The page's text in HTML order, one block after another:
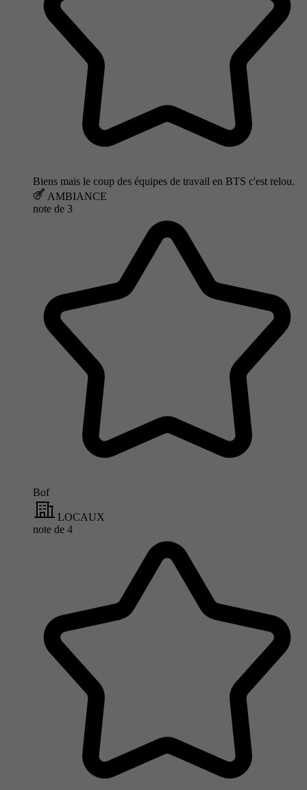
Biens mais le coup des équipes de travail en BTS c'est relou.
AMBIANCE
note de 3
Bof
LOCAUX
note de 4